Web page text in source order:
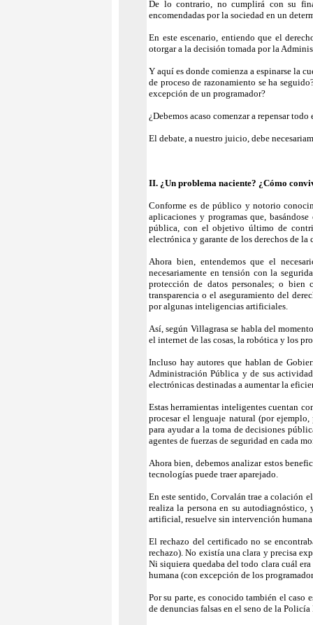
De lo contrario, no cumplirá con su
encomendadas por la sociedad en un
En este escenario, entiendo que el
otorgar a la decisión tomada por la
Y aquí es donde comienza a espinarse la
de proceso de razonamiento se ha
excepción de un programador?
¿Debemos acaso comenzar a repensar
El debate, a nuestro juicio, debe
II. ¿Un problema naciente? ¿Cómo
Conforme es de público y notorio
aplicaciones y programas que,
pública, con el objetivo último de
electrónica y garante de los derechos de
Ahora bien, entendemos que el
necesariamente en tensión con la
protección de datos personales; o
transparencia o el aseguramiento del
por algunas inteligencias artificiales.
Así, según Villagrasa se habla del
el internet de las cosas, la robótica y los
Incluso hay autores que hablan de
Administración Pública y de sus
electrónicas destinadas a aumentar la
Estas herramientas inteligentes cuentan
procesar el lenguaje natural (por
para ayudar a la toma de decisiones
agentes de fuerzas de seguridad en cada
Ahora bien, debemos analizar estos
tecnologías puede traer aparejado.
En este sentido, Corvalán trae a colación
realiza la persona en su
artificial, resuelve sin intervención
El rechazo del certificado no se
rechazo). No existía una clara y precisa
Ni siquiera quedaba del todo clara cuál
humana (con excepción de los
Por su parte, es conocido también el caso
de denuncias falsas en el seno de la